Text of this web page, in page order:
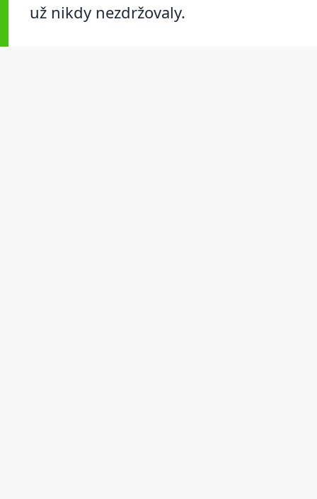
už nikdy nezdržovaly.